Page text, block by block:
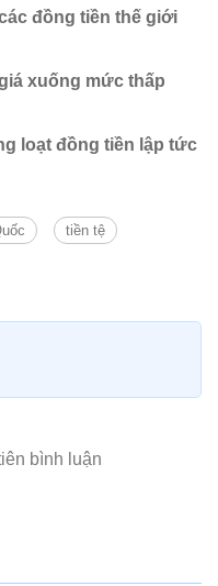
đồng tiền thế giới
xuống mức thấp
loạt đồng tiền lập tức
tiền tệ